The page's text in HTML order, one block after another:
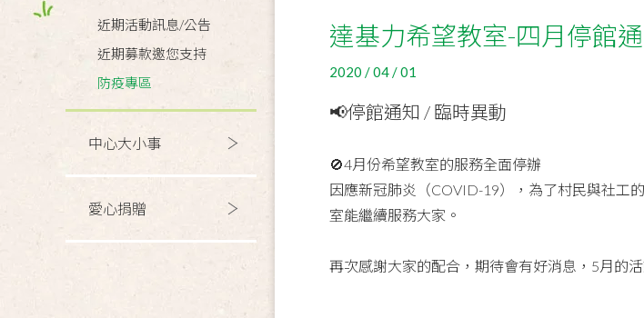
近期活動訊息/公告
近期募款邀您支持
防疫專區
中心大小事
愛心捐贈
達基力希望教室-四月停館
2020 / 04 / 01
📢停館通知 / 臨時異動
🚫4月份希望教室的服務全面停辦
因應新冠肺炎（COVID-19），為了村民與社工
室能繼續服務大家。
再次感謝大家的配合，期待會有好消息，5月的